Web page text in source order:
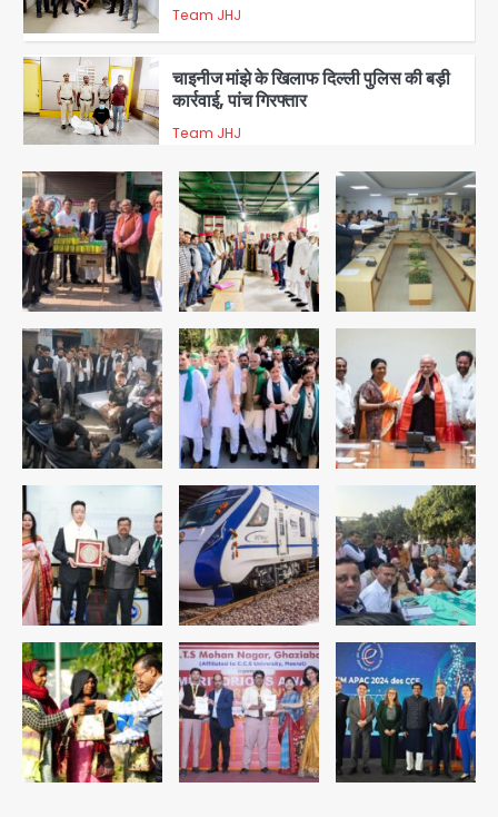
3
Team JHJ
चाइनीज मांझे के खिलाफ दिल्ली पुलिस की बड़ी
कार्रवाई, पांच गिरफ्तार
Team JHJ
5
चोरी के मोबाइल से बैंक खाते खाली करने वाला
अंतरराज्यीय साइबर गिरोह पकड़ा, 9 गिरफ्तार
Team JHJ